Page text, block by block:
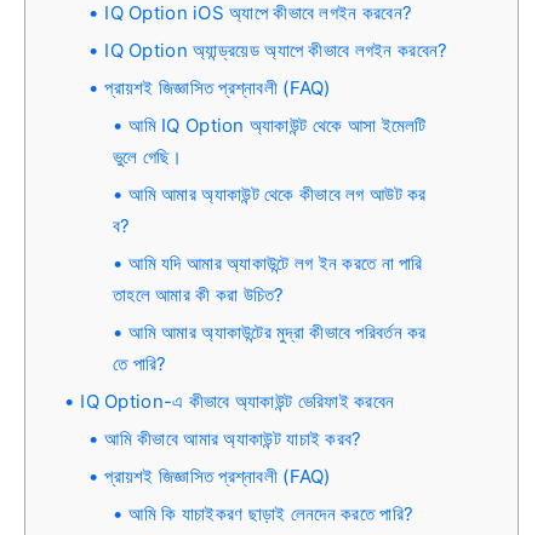
IQ Option iOS অ্যাপে কীভাবে লগইন করবেন?
IQ Option অ্যান্ড্রয়েড অ্যাপে কীভাবে লগইন করবেন?
প্রায়শই জিজ্ঞাসিত প্রশ্নাবলী (FAQ)
আমি IQ Option অ্যাকাউন্ট থেকে আসা ইমেলটি
ভুলে গেছি।
আমি আমার অ্যাকাউন্ট থেকে কীভাবে লগ আউট কর
ব?
আমি যদি আমার অ্যাকাউন্টে লগ ইন করতে না পারি
তাহলে আমার কী করা উচিত?
আমি আমার অ্যাকাউন্টের মুদ্রা কীভাবে পরিবর্তন কর
তে পারি?
IQ Option-এ কীভাবে অ্যাকাউন্ট ভেরিফাই করবেন
আমি কীভাবে আমার অ্যাকাউন্ট যাচাই করব?
প্রায়শই জিজ্ঞাসিত প্রশ্নাবলী (FAQ)
আমি কি যাচাইকরণ ছাড়াই লেনদেন করতে পারি?